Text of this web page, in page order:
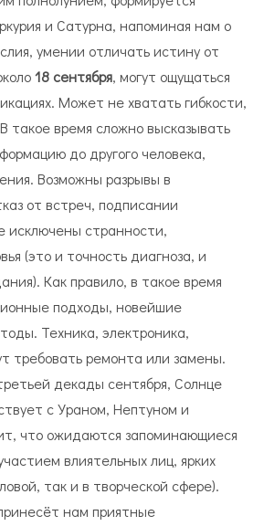
и Сатурна, напоминая нам о
умении отличать истину от
18 сентября, могут ощущаться
Может не хватать гибкости,
такое время сложно высказывать
до другого человека,
Возможны разрывы в
от встреч, подписании
исключены странности,
(это и точность диагноза, и
Как правило, в такое время
подходы, новейшие
Техника, электроника,
требовать ремонта или замены.
декады сентября, Солнце
с Ураном, Нептуном и
что ожидаются запоминающиеся
влиятельных лиц, ярких
так и в творческой сфере).
нам приятные